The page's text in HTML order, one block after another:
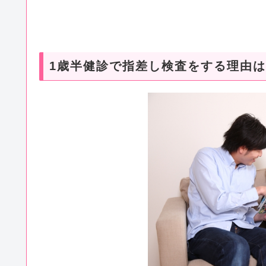
1歳半健診で指差し検査をする理由